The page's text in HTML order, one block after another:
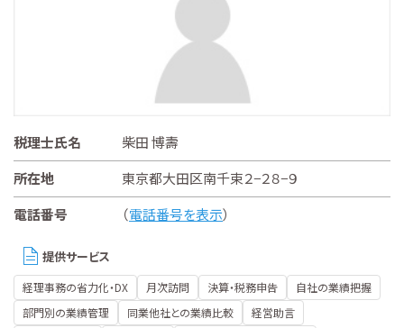
税理士氏名
柴田 博壽
所在地
東京都大田区南千束２−２８−９
電話番号
（電話番号を表示）
提供サービス
経理事務の省力化・DX 月次訪問 決算・税務申告
自社の業績把握
部門別の業績管理
同業他社との業績比較
経営助言